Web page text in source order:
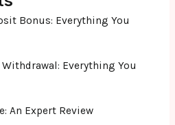
Bonus: Everything You
Everything You
An Expert Review